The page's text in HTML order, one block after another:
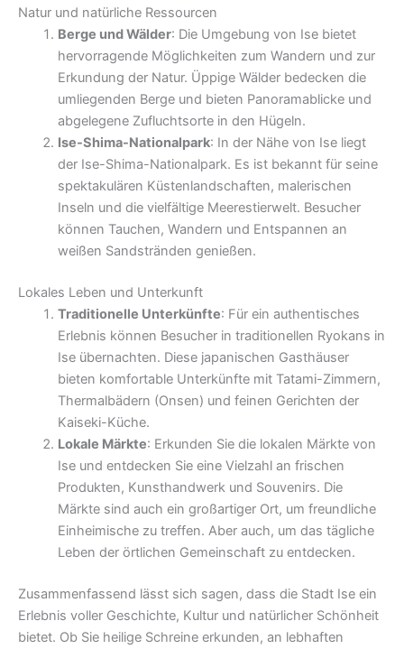
Natur und natürliche Ressourcen
Berge und Wälder: Die Umgebung von Ise bietet
hervorragende Möglichkeiten zum Wandern und zur
Erkundung der Natur. Üppige Wälder bedecken die
umliegenden Berge und bieten Panoramablicke und
abgelegene Zufluchtsorte in den Hügeln.
Ise-Shima-Nationalpark: In der Nähe von Ise liegt
der Ise-Shima-Nationalpark. Es ist bekannt für seine
spektakulären Küstenlandschaften, malerischen
Inseln und die vielfältige Meerestierwelt. Besucher
können Tauchen, Wandern und Entspannen an
weißen Sandstränden genießen.
Lokales Leben und Unterkunft
Traditionelle Unterkünfte: Für ein authentisches
Erlebnis können Besucher in traditionellen Ryokans in
Ise übernachten. Diese japanischen Gasthäuser
bieten komfortable Unterkünfte mit Tatami-Zimmern,
Thermalbädern (Onsen) und feinen Gerichten der
Kaiseki-Küche.
Lokale Märkte: Erkunden Sie die lokalen Märkte von
Ise und entdecken Sie eine Vielzahl an frischen
Produkten, Kunsthandwerk und Souvenirs. Die
Märkte sind auch ein großartiger Ort, um freundliche
Einheimische zu treffen. Aber auch, um das tägliche
Leben der örtlichen Gemeinschaft zu entdecken.
Zusammenfassend lässt sich sagen, dass die Stadt Ise ein
Erlebnis voller Geschichte, Kultur und natürlicher Schönheit
bietet. Ob Sie heilige Schreine erkunden, an lebhaften